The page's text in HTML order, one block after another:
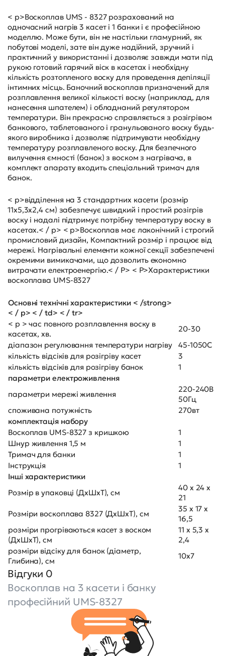
< p>Воскоплав UMS - 8327 розрахований на
одночасний нагрів 3 касет і 1 банки і є професійною
моделлю. Може бути, він не настільки гламурний, як
побутові моделі, зате він дуже надійний, зручний і
практичний у використанні і дозволяє завжди мати під
рукою готовий гарячий віск в касетах і необхідну
кількість розтопленого воску для проведення депіляції
інтимних місць. Баночний воскоплав призначений для
розплавлення великої кількості воску (наприклад, для
нанесення шпателем) і обладнаний регулятором
температури. Він прекрасно справляється з розігрівом
банкового, таблетованого і гранульованого воску будь-
якого виробника і дозволяє підтримувати необхідну
температуру розплавленого воску. Для безпечного
вилучення ємності (банок) з воском з нагрівача, в
комплект апарату входить спеціальний тримач для
банок.
< p>відділення на 3 стандартних касети (розмір
11х5,3х2,4 см) забезпечує швидкий і простий розігрів
воску і надалі підтримує потрібну температуру воску в
касетах.< / p> < p>Воскоплав має лаконічний і строгий
промисловий дизайн, Компактний розмір і працює від
мережі. Нагрівальні елементи кожної секції забезпечені
окремими вимикачами, що дозволить економно
витрачати електроенергію.< / P> < P>Характеристики
воскоплава UMS-8327
Основні технічні характеристики < /strong>
< / p> < / td> < / tr>
< p > час повного розплавлення воску в
касетах, хв.
20-30
діапазон регулювання температури нагріву
45-1050C
кількість відсіків для розігріву касет
3
кількість відсіків для розігріву банок
1
параметри електроживлення
параметри мережі живлення
220-240В
50Гц
споживана потужність
270вт
комплектація набору
Воскоплав UMS-8327 з кришкою
1
Шнур живлення 1,5 м
1
Тримач для банки
1
Інструкція
1
Інші характеристики
Розмір в упаковці (ДхШхТ), см
40 х 24 х
21
Розміри воскоплава 8327 (ДхШхТ), см
35 х 17 х
16,5
розміри прогріваються касет з воском
(ДхШхТ), см
11 х 5,3 х
2,4
розміри відсіку для банок (діаметр,
Глибина), см
10х7
Відгуки 0
Воскоплав на 3 касети і банку
професійний UMS-8327